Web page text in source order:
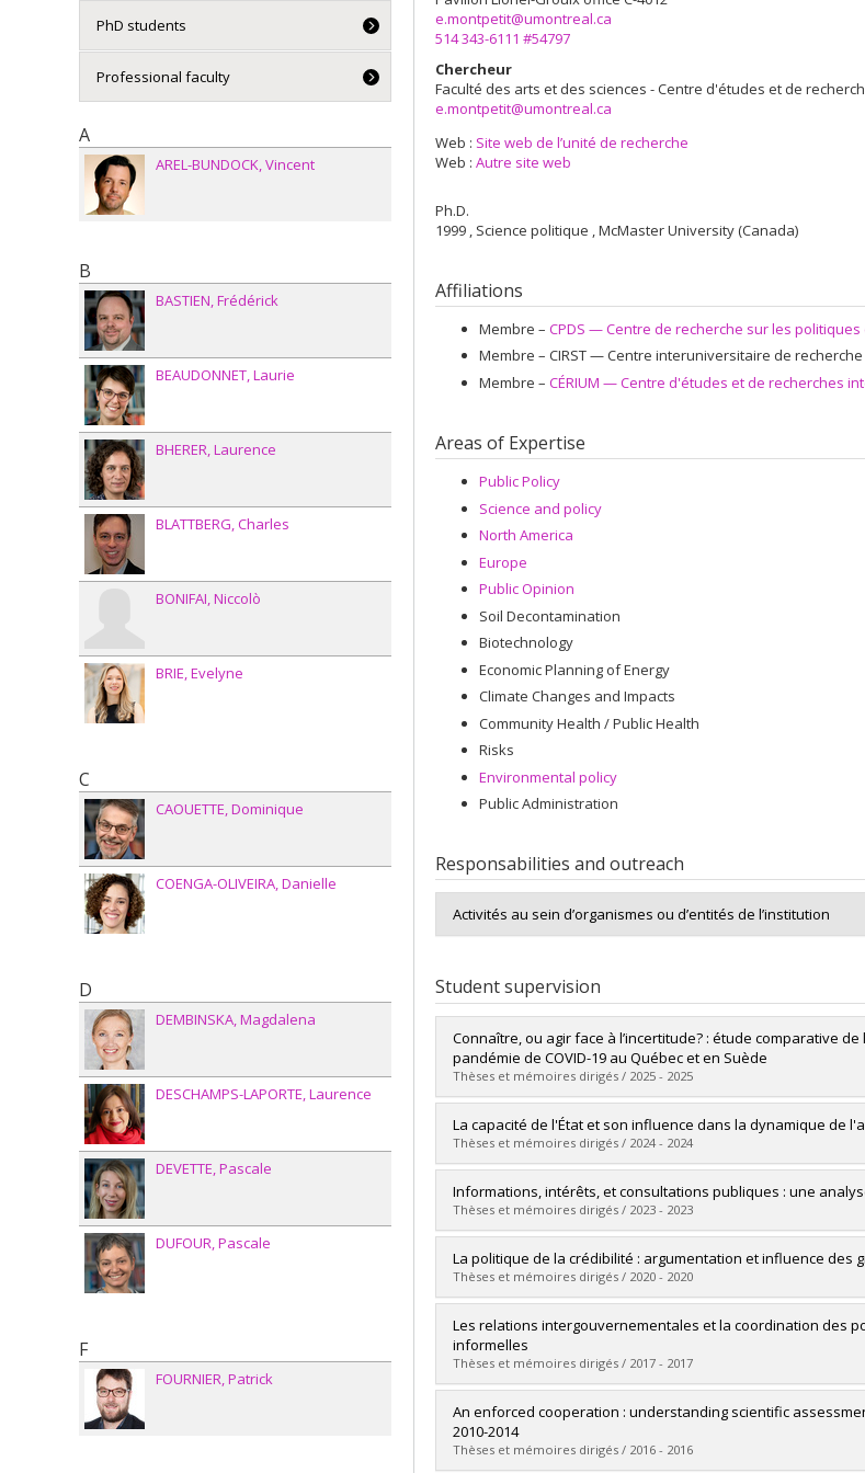
e.montpetit@umontreal.ca
514 343-6111 #54797
Chercheur
Faculté des arts et des sciences - Centre d'études et de
e.montpetit@umontreal.ca
Web : Site web de l’unité de recherche
Web : Autre site web
Ph.D.
1999 , Science politique , McMaster University (Canada)
Affiliations
Membre – CPDS — Centre de recherche sur les
Membre – CIRST — Centre interuniversitaire de
Membre – CÉRIUM — Centre d'études et de recherches
Areas of Expertise
Public Policy
Science and policy
North America
Europe
Public Opinion
Soil Decontamination
Biotechnology
Economic Planning of Energy
Climate Changes and Impacts
Community Health / Public Health
Risks
Environmental policy
Public Administration
Responsabilities and outreach
Activités au sein d’organismes ou d’entités de l’institution
Student supervision
Connaître, ou agir face à l’incertitude? : étude comparative
pandémie de COVID-19 au Québec et en Suède
Thèses et mémoires dirigés / 2025 - 2025
Graduate :Lemor, Antoine Claude
Cycle : Doctoral
Grade :Ph. D.
La capacité de l'État et son influence dans la dynamique de
Thèses et mémoires dirigés / 2024 - 2024
Graduate :Costa, María Alejandra
Cycle : Doctoral
Grade :Ph. D.
Informations, intérêts, et consultations publiques : une
Thèses et mémoires dirigés / 2023 - 2023
Graduate : Beaulieu-Guay, Louis-Robert
Cycle : Doctoral
Grade :Ph. D.
La politique de la crédibilité : argumentation et influence des
Thèses et mémoires dirigés / 2020 - 2020
Graduate :Tremblay-Faulkner, Marc
Cycle :Doctoral
Grade :Ph. D.
Lien vers le document dans Papyrus
Les relations intergouvernementales et la coordination des
informelles
Thèses et mémoires dirigés / 2017 - 2017
Graduate :Gauvin, Jean-Philippe
Cycle :Doctoral
Grade :Ph. D.
Lien vers le document dans Papyrus
An enforced cooperation : understanding scientific
2010-2014
Thèses et mémoires dirigés / 2016 - 2016
PhD students
Professional faculty
A
AREL-BUNDOCK Vincent
B
BASTIEN Frédérick
BEAUDONNET Laurie
BHERER Laurence
BLATTBERG Charles
BONIFAI Niccolò
BRIE Evelyne
C
CAOUETTE Dominique
COENGA-OLIVEIRA Danielle
D
DEMBINSKA Magdalena
DESCHAMPS-LAPORTE Laurence
DEVETTE Pascale
DUFOUR Pascale
F
FOURNIER Patrick